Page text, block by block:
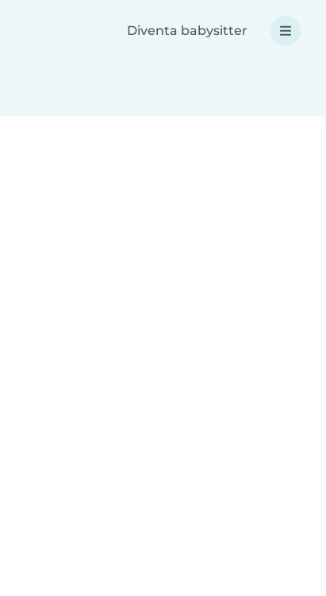
Diventa babysitter